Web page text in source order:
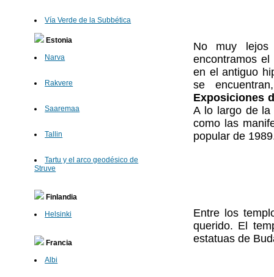
Vía Verde de la Subbética
Estonia
Narva
Rakvere
Saaremaa
Tallin
Tartu y el arco geodésico de
Struve
Finlandia
Helsinki
Francia
Albi
No muy
encontramos el
en el antiguo
se
Exposiciones
A lo largo de la
como las
popular de
Entre los
querido. El
estatuas de